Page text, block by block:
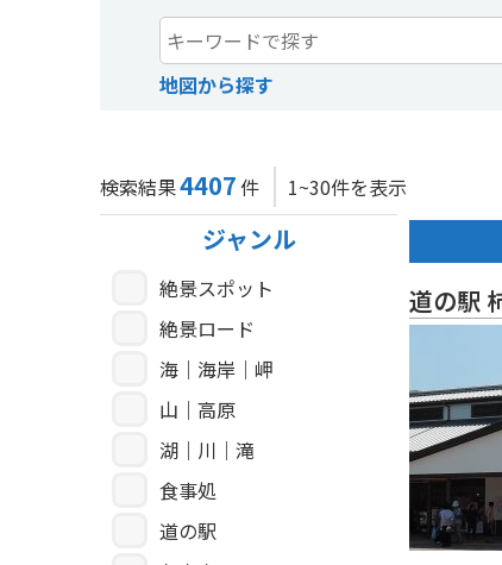
地図から探す
検索結果4407件 1~30件を表示
ジャンル
絶景スポット
絶景ロード
海｜海岸｜岬
山｜高原
湖｜川｜滝
食事処
道の駅
道の駅